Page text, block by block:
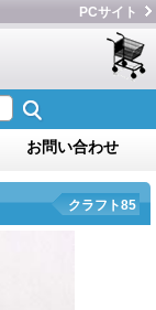
PCサイト
お問い合わせ
クラフト85